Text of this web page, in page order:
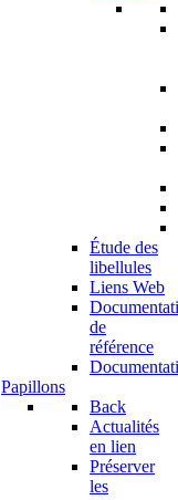
Étude des
libellules
Liens Web
de
référence
Papillons
Back
Actualités
en lien
Préserver
les